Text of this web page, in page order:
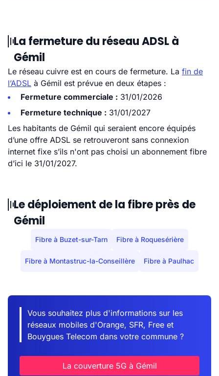
La fermeture du réseau ADSL à
Gémil
Le réseau cuivre est en cours de fermeture. La fin de
l’ADSL à Gémil est prévue en deux étapes :
Fermeture commerciale : 31/01/2026
Fermeture technique : 31/01/2027
Les habitants de Gémil qui seraient encore équipés
d’une offre ADSL se retrouveront sans connexion
internet fixe s’ils n'ont pas choisi un abonnement fibre
d’ici le 31/01/2027.
Le déploiement de la fibre près de
Gémil
Fibre à Buzet-sur-Tarn Fibre à Roquesérière
Fibre à Montastruc-la-Conseillère Fibre à Paulhac
Vous souhaitez plus d'informations sur les
réseaux mobiles d'Orange, SFR, Free et
Bouygues Telecom dans votre commune ?
La couverture 5G à Gémil